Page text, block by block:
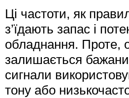
Ці частоти, як
з’їдають запас і
обладнання. Проте,
залишається
сигнали
тону або